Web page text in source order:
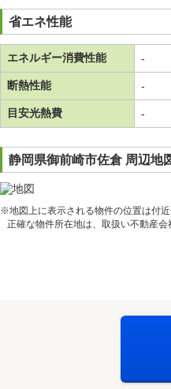
省エネ性能
エネルギー消費性能 -
断熱性能 -
目安光熱費 -
静岡県御前崎市佐倉 周辺地
※地図上に表示される物件の位置は付
正確な物件所在地は、取扱い不動産会